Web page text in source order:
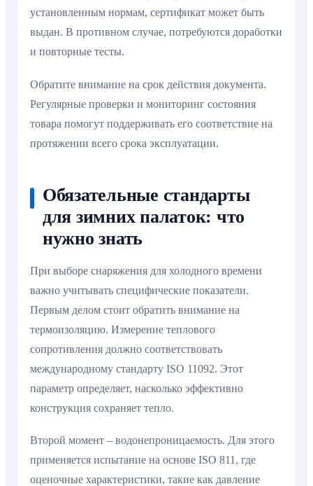
установленным нормам, сертификат может быть
выдан. В противном случае, потребуются доработки
и повторные тесты.
Обратите внимание на срок действия документа.
Регулярные проверки и мониторинг состояния
товара помогут поддерживать его соответствие на
протяжении всего срока эксплуатации.
Обязательные стандарты
для зимних палаток: что
нужно знать
При выборе снаряжения для холодного времени
важно учитывать специфические показатели.
Первым делом стоит обратить внимание на
термоизоляцию. Измерение теплового
сопротивления должно соответствовать
международному стандарту ISO 11092. Этот
параметр определяет, насколько эффективно
конструкция сохраняет тепло.
Второй момент – водонепроницаемость. Для этого
применяется испытание на основе ISO 811, где
оценочные характеристики, такие как давление